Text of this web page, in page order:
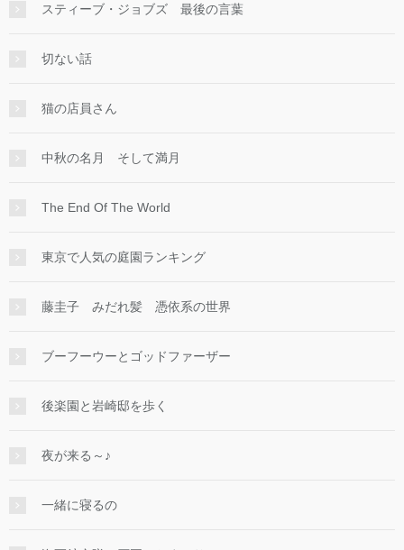
スティーブ・ジョブズ 最後の言葉
切ない話
猫の店員さん
中秋の名月 そして満月
The End Of The World
東京で人気の庭園ランキング
藤圭子 みだれ髪 憑依系の世界
ブーフーウーとゴッドファーザー
後楽園と岩崎邸を歩く
夜が来る～♪
一緒に寝るの